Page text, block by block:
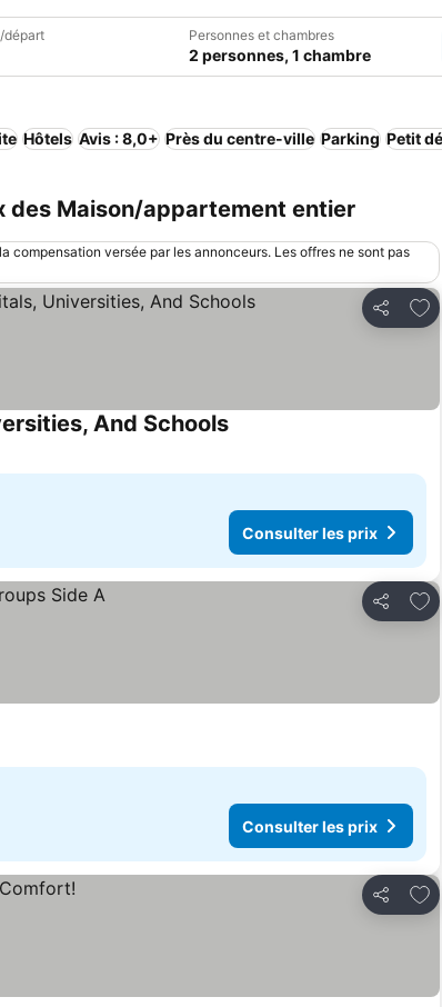
départ Personnes et chambres
2 personnes, 1 chambre
Hôtels Avis : 8,0+ Près du centre-ville Parking Petit
des Maison/appartement entier
compensation versée par les annonceurs. Les offres ne sont pas
Partager
And SchoolsConsulter les prix
Consulter les prix
Partager
Consulter les prix
Partager